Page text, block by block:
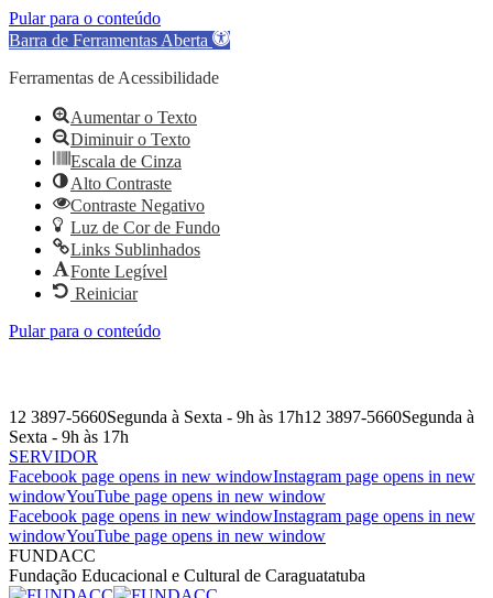
Pular para o conteúdo
Barra de Ferramentas Aberta
Ferramentas de Acessibilidade
Aumentar o Texto
Diminuir o Texto
Escala de Cinza
Alto Contraste
Contraste Negativo
Luz de Cor de Fundo
Links Sublinhados
Fonte Legível
Reiniciar
Pular para o conteúdo
12 3897-5660Segunda à Sexta - 9h às 17h12 3897-5660Segunda à
Sexta - 9h às 17h
SERVIDOR
Facebook page opens in new windowInstagram page opens in new
windowYouTube page opens in new window
Facebook page opens in new windowInstagram page opens in new
windowYouTube page opens in new window
FUNDACC
Fundação Educacional e Cultural de Caraguatatuba